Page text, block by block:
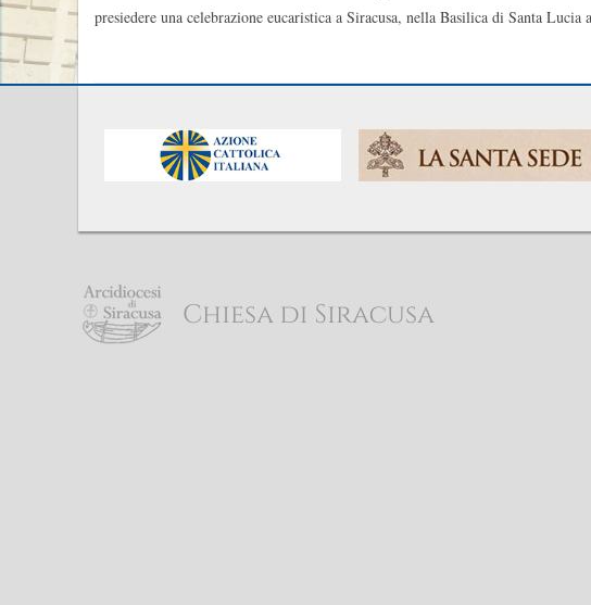
presiedere una celebrazione eucaristica a Siracusa, nella Basilica di Santa